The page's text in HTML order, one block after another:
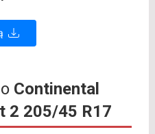
Continental
2 205/45 R17